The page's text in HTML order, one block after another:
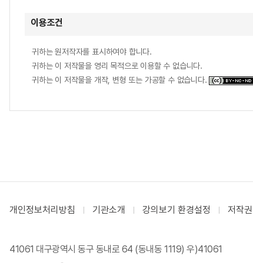
이용조건
귀하는 원저작자를 표시하여야 합니다.
귀하는 이 저작물을 영리 목적으로 이용할 수 없습니다.
귀하는 이 저작물을 개작, 변형 또는 가공할 수 없습니다.
개인정보처리방침 기관소개 강의보기 환경설정 저작
41061 대구광역시 동구 동내로 64 (동내동 1119) 우)41061